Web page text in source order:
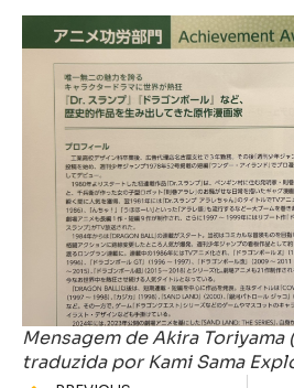
Mensagem de Akira Toriyama
traduzida por Kami Sama